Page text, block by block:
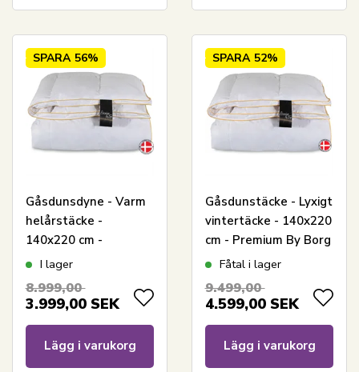
SPARA 56%
Gåsdunsdyne - Varm
helårstäcke -
140x220 cm -
Premium By Borg -
I lager
8.999,00
3.999,00 SEK
Lägg i varukorg
SPARA 52%
Gåsdunstäcke - Lyxigt
vintertäcke - 140x220
cm - Premium By Borg
- Gulddynen extra
Fåtal i lager
9.499,00
4.599,00 SEK
Lägg i varukorg